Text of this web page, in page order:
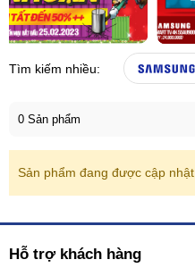
Tìm kiếm nhiều:
0 Sản phẩm
Sản phẩm đang được cập nhật.
Hỗ trợ khách hàng